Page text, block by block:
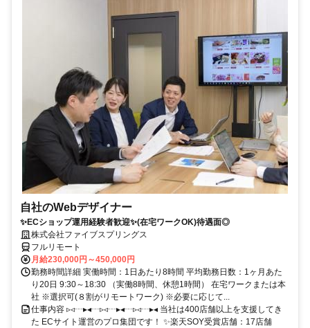
自社のWebデザイナー
✨ECショップ運用経験者歓迎✨(在宅ワークOK)待遇面◎
株式会社ファイブスプリングス
フルリモート
月給230,000円～450,000円
勤務時間詳細 実働時間：1日あたり8時間 平均勤務日数：1ヶ月あた
り20日 9:30～18:30 （実働8時間、休憩1時間） 在宅ワークまたは本
社 ※選択可(８割がリモートワーク) ※必要に応じて...
仕事内容 ▹◃┄▸◂┄▹◃┄▸◂┄▹◃┄▸◂ 当社は400店舗以上を支援してき
た ECサイト運営のプロ集団です！ ✨楽天SOY受賞店舗：17店舗